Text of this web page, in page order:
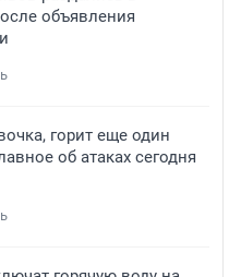
объявления
горит еще один
об атаках сегодня